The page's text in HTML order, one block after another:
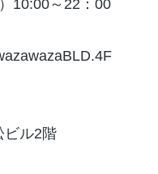
10:00～ 22： 00
ビル2階